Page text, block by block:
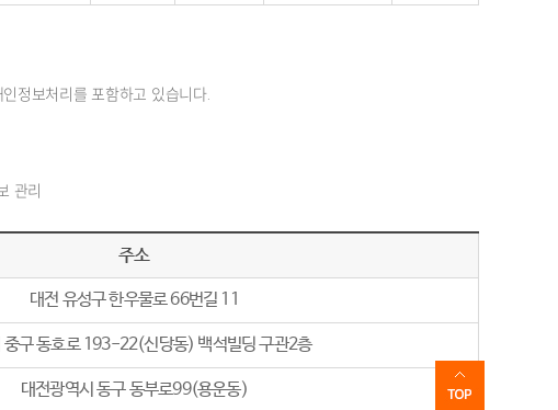
정보처리를 포함하고 있습니다.
관리
주소
대전 유성구 한우물로 66번길 11
중구 동호로 193-22(신당동) 백석빌딩 구관2층
대전광역시 동구 동부로99(용운동)